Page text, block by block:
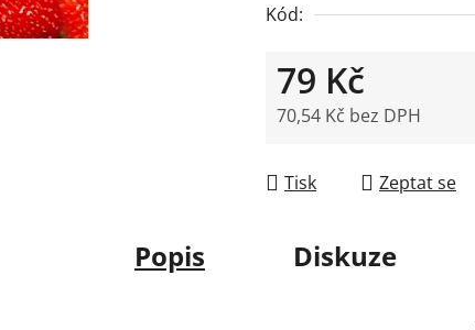
Kód:
79 Kč
70,54 Kč bez DPH
Tisk
Zeptat se
Popis Diskuze